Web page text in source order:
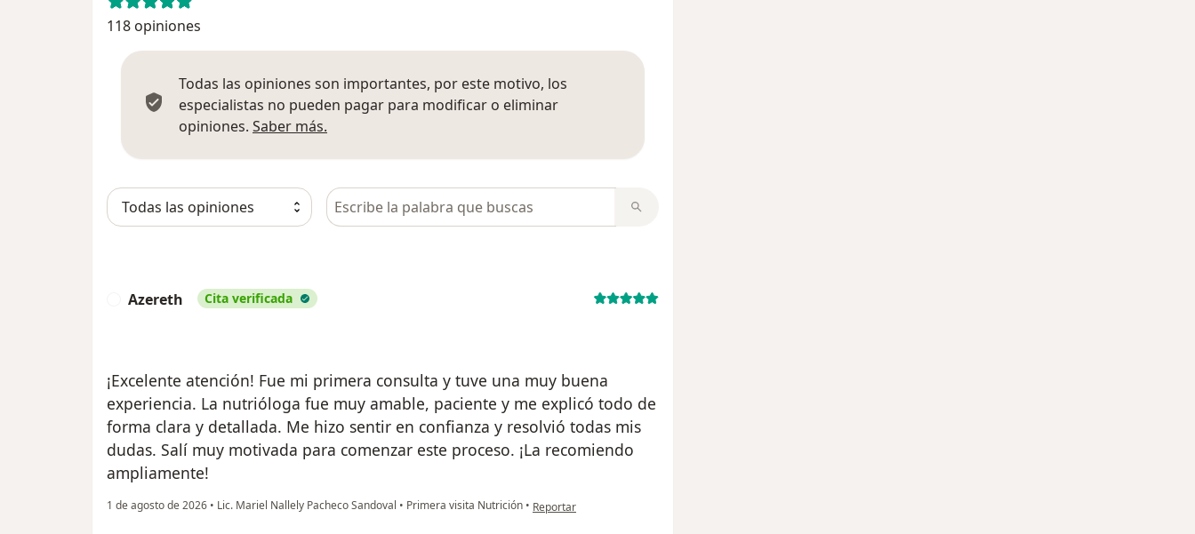
118 opiniones
Todas las opiniones son importantes, por este motivo, los
especialistas no pueden pagar para modificar o eliminar
opiniones. Saber más.
Busca en opiniones
Azereth Cita verificada
¡Excelente atención! Fue mi primera consulta y tuve una muy buena
experiencia. La nutrióloga fue muy amable, paciente y me explicó todo de
forma clara y detallada. Me hizo sentir en confianza y resolvió todas mis
dudas. Salí muy motivada para comenzar este proceso. ¡La recomiendo
ampliamente!
1 de agosto de 2026 • Lic. Mariel Nallely Pacheco Sandoval • Primera visita Nutrición • en opinión del usuario Azereth
Reportar